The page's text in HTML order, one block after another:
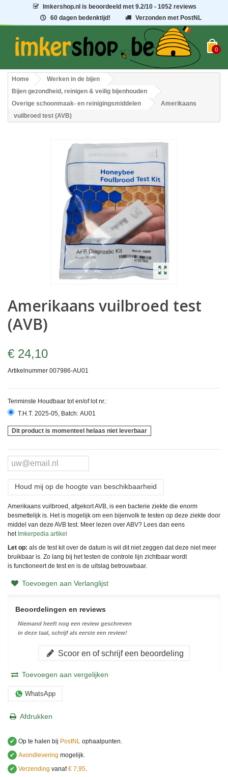
Imkershop.nl is beoordeeld met9.2/10 - 1052 reviews
60 dagen bedenktijd!
Verzonden met PostNL
0
Home
Werken in de bijen
Bijen gezondheid, reinigen & veilig bijenhouden
Overige schoonmaak- en reinigingsmiddelen
Amerikaans
vuilbroed test (AVB)
Amerikaans vuilbroed test
(AVB)
€ 24,10
Artikelnummer 007986-AU01
Tenminste Houdbaar tot en/of lot nr.:
T.H.T. 2025-05, Batch: AU01
Dit product is momenteel helaas niet leverbaar
Houd mij op de hoogte van beschikbaarheid
Amerikaans vuilbroed, afgekort AVB, is een bacterie ziekte die enorm
besmettelijk is. Het is mogelijk om een bijenvolk te testen op deze ziekte door
middel van deze AVB test. Meer lezen over ABV? Lees dan eens
het Imkerpedia artikel
Let op: als de test kit over de datum is wil dit niet zeggen dat deze niet meer
bruikbaar is. Zo lang bij het testen de controle lijn zichtbaar wordt
is functioneert de test en is de uitslag betrouwbaar.
Toevoegen aan Verlanglijst
Beoordelingen en reviews
Niemand heeft nog een review geschreven
in deze taal, schrijf als eerste een review!
Scoor en of schrijf een beoordeling
Toevoegen aan vergelijken
WhatsApp
Afdrukken
✔ Op te halen bij PostNL ophaalpunten.
✔ Avondlevering mogelijk.
✔ Verzending vanaf€ 7,95.